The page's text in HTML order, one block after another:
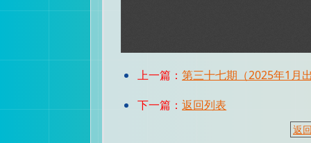
上一篇：第三十七期（2025年1月
下一篇：返回列表
返